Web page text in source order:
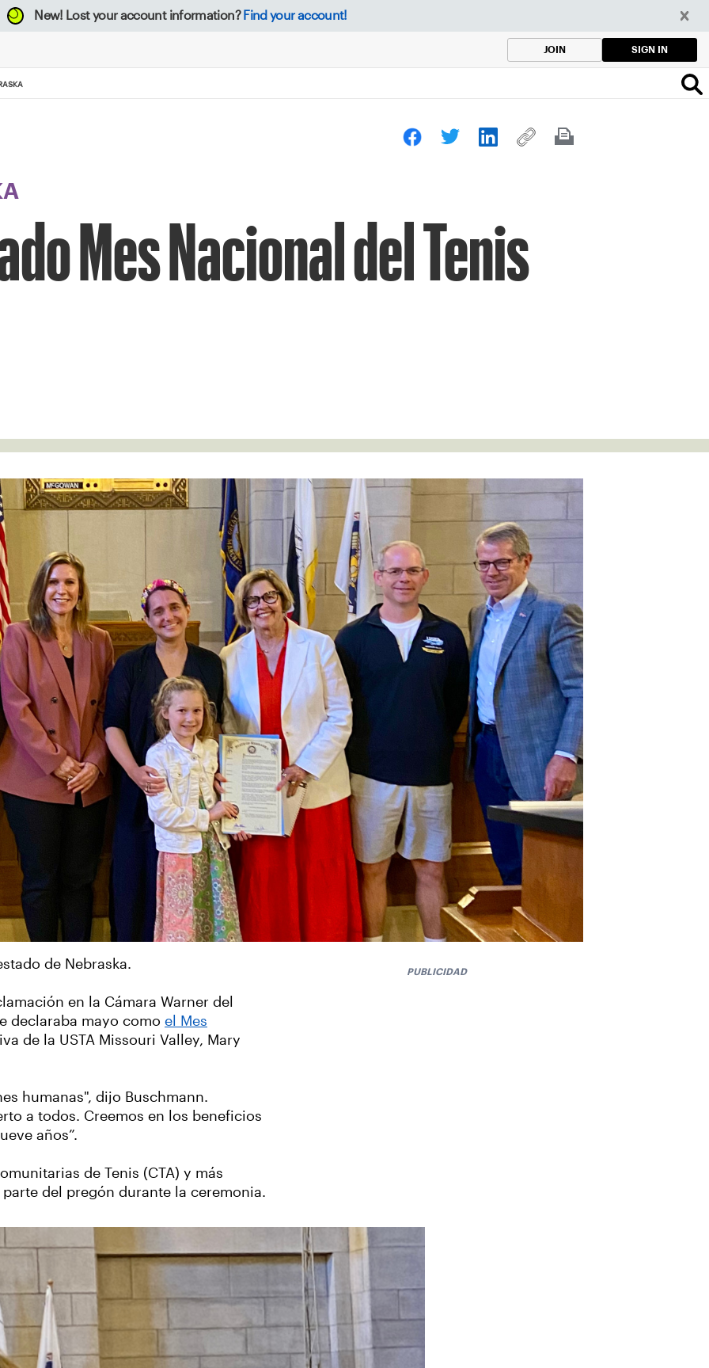
New! Lost your account information? Find your account!
JOIN SIGN IN
Mes Nacional del Tenis
de Nebraska.
en la Cámara Warner del
declaraba mayo como el Mes
de la USTA Missouri Valley, Mary
humanas", dijo Buschmann.
a todos. Creemos en los beneficios
años”.
de Tenis (CTA) y más
del pregón durante la ceremonia.
PUBLICIDAD